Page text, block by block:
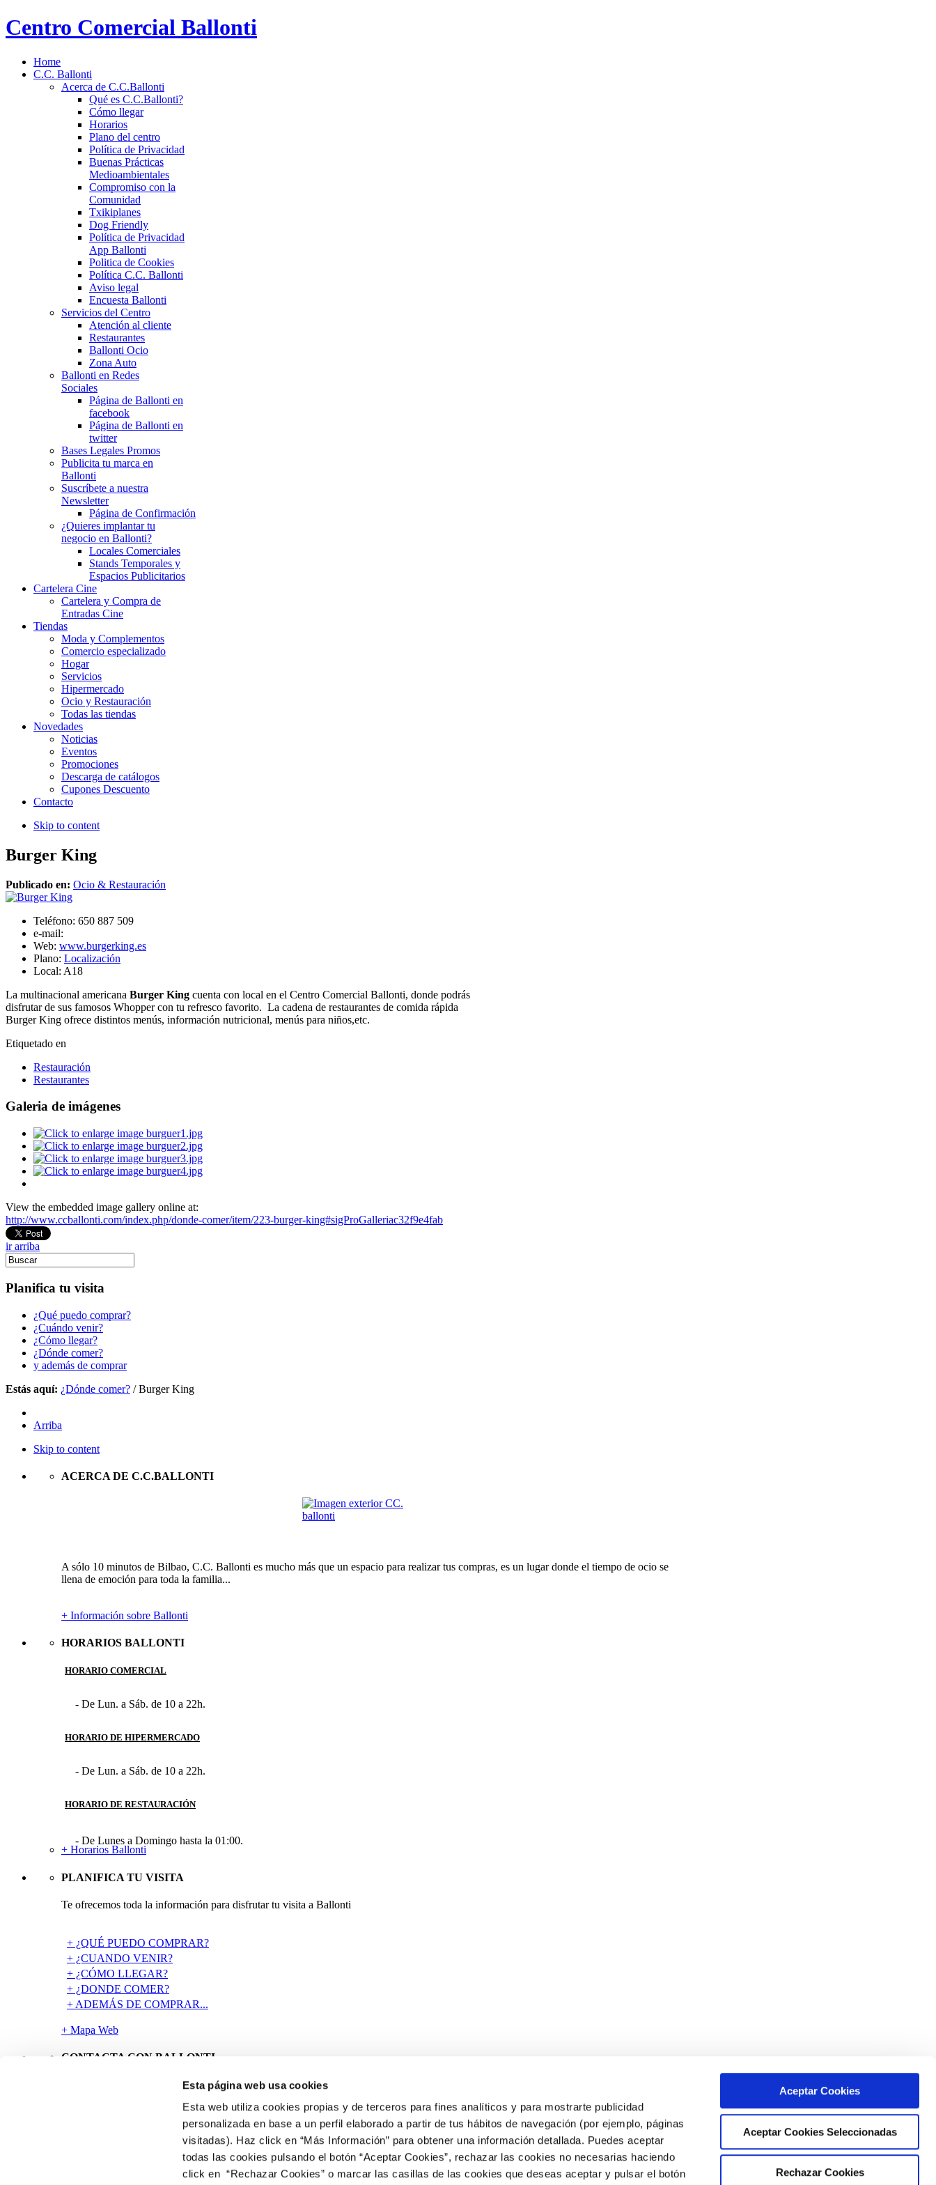
Esta página web usa cookies
Esta web utiliza cookies propias y de terceros para fines analíticos y para mostrarte publicidad
personalizada en base a un perfil elaborado a partir de tus hábitos de navegación (por ejemplo, páginas
visitadas). Haz click en “Más Información” para obtener una información detallada. Puedes aceptar
todas las cookies pulsando el botón “Aceptar Cookies”, rechazar las cookies no necesarias haciendo
click en “Rechazar Cookies” o marcar las casillas de las cookies que deseas aceptar y pulsar el botón
Aceptar Cookies
Aceptar Cookies Seleccionadas
Rechazar Cookies
Centro Comercial Ballonti
Home
C.C. Ballonti
Acerca de C.C.Ballonti
Qué es C.C.Ballonti?
Cómo llegar
Horarios
Plano del centro
Política de Privacidad
Buenas Prácticas
Medioambientales
Compromiso con la
Comunidad
Txikiplanes
Dog Friendly
Política de Privacidad
App Ballonti
Politica de Cookies
Política C.C. Ballonti
Aviso legal
Encuesta Ballonti
Servicios del Centro
Atención al cliente
Restaurantes
Ballonti Ocio
Zona Auto
Ballonti en Redes
Sociales
Página de Ballonti en
facebook
Página de Ballonti en
twitter
Bases Legales Promos
Publicita tu marca en
Ballonti
Suscríbete a nuestra
Newsletter
Página de Confirmación
¿Quieres implantar tu
negocio en Ballonti?
Locales Comerciales
Stands Temporales y
Espacios Publicitarios
Cartelera Cine
Cartelera y Compra de
Entradas Cine
Tiendas
Moda y Complementos
Comercio especializado
Hogar
Servicios
Hipermercado
Ocio y Restauración
Todas las tiendas
Novedades
Noticias
Eventos
Promociones
Descarga de catálogos
Cupones Descuento
Contacto
Skip to content
Burger King
Publicado en: Ocio & Restauración
Teléfono: 650 887 509
e-mail:
Web: www.burgerking.es
Plano: Localización
Local: A18
La multinacional americana Burger King cuenta con local en el Centro Comercial Ballonti, donde podrás
disfrutar de sus famosos Whopper con tu refresco favorito. La cadena de restaurantes de comida rápida
Burger King ofrece distintos menús, información nutricional, menús para niños,etc.
Etiquetado en
Restauración
Restaurantes
Galeria de imágenes
View the embedded image gallery online at:
http://www.ccballonti.com/index.php/donde-comer/item/223-burger-king#sigProGalleriac32f9e4fab
ir arriba
Planifica tu visita
¿Qué puedo comprar?
¿Cuándo venir?
¿Cómo llegar?
¿Dónde comer?
y además de comprar
Estás aquí: ¿Dónde comer? /Burger King
Arriba
Skip to content
ACERCA DE C.C.BALLONTI
A sólo 10 minutos de Bilbao, C.C. Ballonti es mucho más que un espacio para realizar tus compras, es un lugar donde el tiempo de ocio se
llena de emoción para toda la familia...
+ Información sobre Ballonti
HORARIOS BALLONTI
HORARIO COMERCIAL
- De Lun. a Sáb. de 10 a 22h.
HORARIO DE HIPERMERCADO
- De Lun. a Sáb. de 10 a 22h.
HORARIO DE RESTAURACIÓN
- De Lunes a Domingo hasta la 01:00.
+ Horarios Ballonti
PLANIFICA TU VISITA
Te ofrecemos toda la información para disfrutar tu visita a Ballonti
+ ¿QUÉ PUEDO COMPRAR?
+ ¿CUANDO VENIR?
+ ¿CÓMO LLEGAR?
+ ¿DONDE COMER?
+ ADEMÁS DE COMPRAR...
+ Mapa Web
CONTACTA CON BALLONTI
Avenida Ballonti, 1 48920 Portugalete (Bizkaia)
+ Tlf: (+34) 944 915 246
+ Fax: (+34) 944 926 822
spain.ballonti@cbre.com